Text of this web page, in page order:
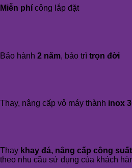
Miễn phí công lắp đặt
Bảo hành 2 năm, bảo trì trọn đời
Thay, nâng cấp vỏ máy thành inox
Thay khay đá, nâng cấp công suất
theo nhu cầu sử dụng của khách